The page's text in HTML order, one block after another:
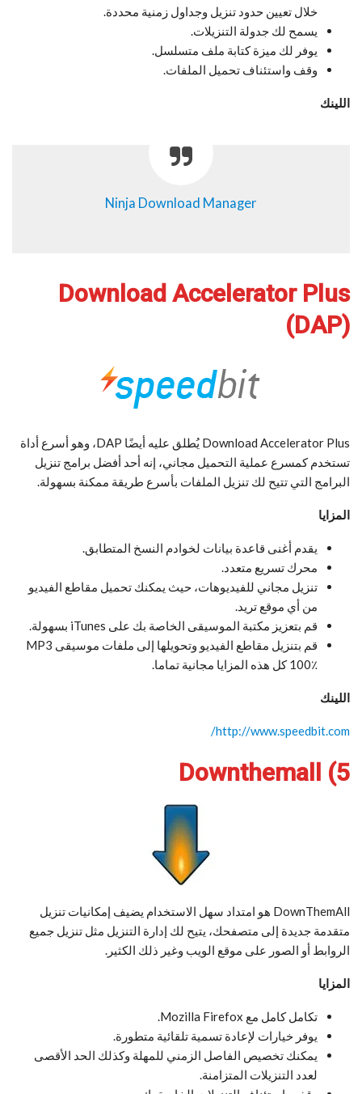
خلال تعيين حدود تنزيل وجداول زمنية محددة.
يسمح لك جدولة التنزيلات.
يوفر لك ميزة كتابة ملف متسلسل.
وقف واستئناف تحميل الملفات.
اللينك
Ninja Download Manager
Download Accelerator Plus
(DAP)
Download Accelerator Plus يُطلق عليه أيضًا DAP، وهو أسرع أداة
تستخدم كمسرع عملية التحميل مجاني، إنه أحد أفضل برامج تنزيل
البرامج التي تتيح لك تنزيل الملفات بأسرع طريقة ممكنة بسهولة.
المزايا
يقدم أغنى قاعدة بيانات لخوادم النسخ المتطابق.
محرك تسريع متعدد.
تنزيل مجاني للفيديوهات، حيث يمكنك تحميل مقاطع الفيديو
من أي موقع تريد.
قم بتعزيز مكتبة الموسيقى الخاصة بك على iTunes بسهولة.
قم بتنزيل مقاطع الفيديو وتحويلها إلى ملفات موسيقى MP3
100٪ كل هذه المزايا مجانية تماما.
اللينك
http://www.speedbit.com/
5) Downthemall
DownThemAll هو امتداد سهل الاستخدام يضيف إمكانيات تنزيل
متقدمة جديدة إلى متصفحك، يتيح لك إدارة التنزيل مثل تنزيل جميع
الروابط أو الصور على موقع الويب وغير ذلك الكثير.
المزايا
تكامل كامل مع Mozilla Firefox.
يوفر خيارات لإعادة تسمية تلقائية متطورة.
يمكنك تخصيص الفاصل الزمني للمهلة وكذلك الحد الأقصى
لعدد التنزيلات المتزامنة.